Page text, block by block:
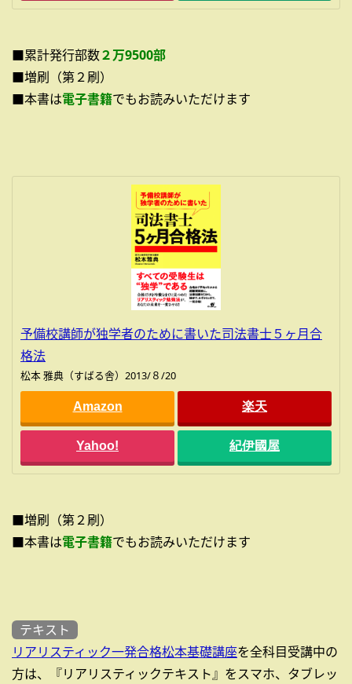
■累計発行部数２万9500部
■増刷（第２刷）
■本書は電子書籍でもお読みいただけます
予備校講師が独学者のために書いた司法書士５ヶ月合
格法
松本 雅典（すばる舎）2013/８/20
Amazon 楽天
Yahoo! 紀伊國屋
■増刷（第２刷）
■本書は電子書籍でもお読みいただけます
テキスト
リアリスティック一発合格松本基礎講座を全科目受講中の
方は、『リアリスティックテキスト』をスマホ、タブレッ